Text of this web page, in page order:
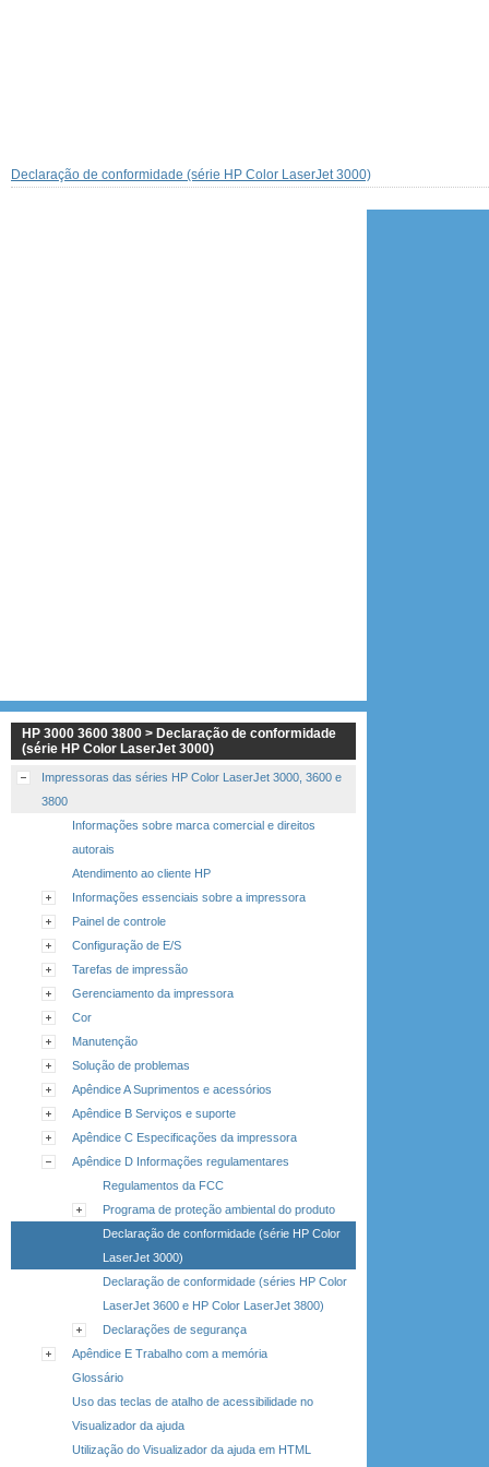
Declaração de conformidade (série HP Color LaserJet 3000)
HP 3000 3600 3800 > Declaração de conformidade
(série HP Color LaserJet 3000)
Impressoras das séries HP Color LaserJet 3000, 3600 e
3800
Informações sobre marca comercial e direitos
autorais
Atendimento ao cliente HP
Informações essenciais sobre a impressora
Painel de controle
Configuração de E/S
Tarefas de impressão
Gerenciamento da impressora
Cor
Manutenção
Solução de problemas
Apêndice A Suprimentos e acessórios
Apêndice B Serviços e suporte
Apêndice C Especificações da impressora
Apêndice D Informações regulamentares
Regulamentos da FCC
Programa de proteção ambiental do produto
Declaração de conformidade (série HP Color
LaserJet 3000)
Declaração de conformidade (séries HP Color
LaserJet 3600 e HP Color LaserJet 3800)
Declarações de segurança
Apêndice E Trabalho com a memória
Glossário
Uso das teclas de atalho de acessibilidade no
Visualizador da ajuda
Utilização do Visualizador da ajuda em HTML